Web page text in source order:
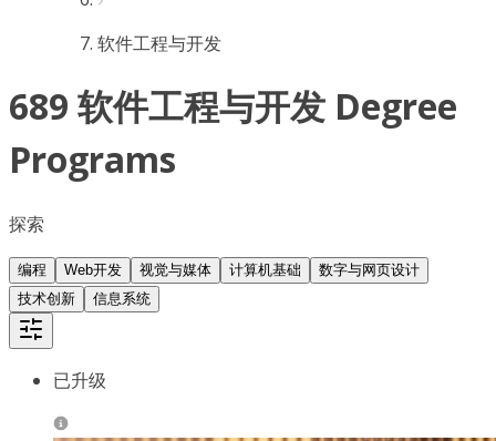
软件工程与开发
689 软件工程与开发 Degree
Programs
探索
编程 Web开发 视觉与媒体 计算机基础
数字与网页设计
技术创新
信息系统
已升级